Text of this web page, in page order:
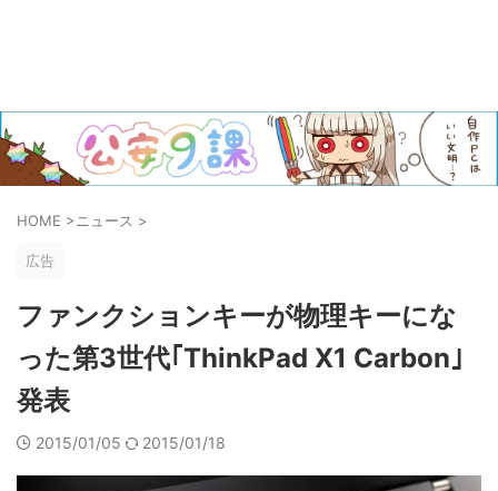
HOME >ニュース >
広告
ファンクションキーが物理キーにな
った第3世代｢ThinkPad X1 Carbon｣
発表
2015/01/05 2015/01/18